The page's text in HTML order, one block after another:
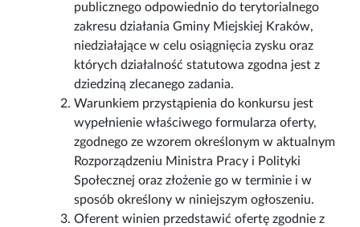
publicznego odpowiednio do terytorialnego
zakresu działania Gminy Miejskiej Kraków,
niedziałające w celu osiągnięcia zysku oraz
których działalność statutowa zgodna jest z
dziedziną zlecanego zadania.
Warunkiem przystąpienia do konkursu jest
wypełnienie właściwego formularza oferty,
zgodnego ze wzorem określonym w aktualnym
Rozporządzeniu Ministra Pracy i Polityki
Społecznej oraz złożenie go w terminie i w
sposób określony w niniejszym ogłoszeniu.
Oferent winien przedstawić ofertę zgodnie z